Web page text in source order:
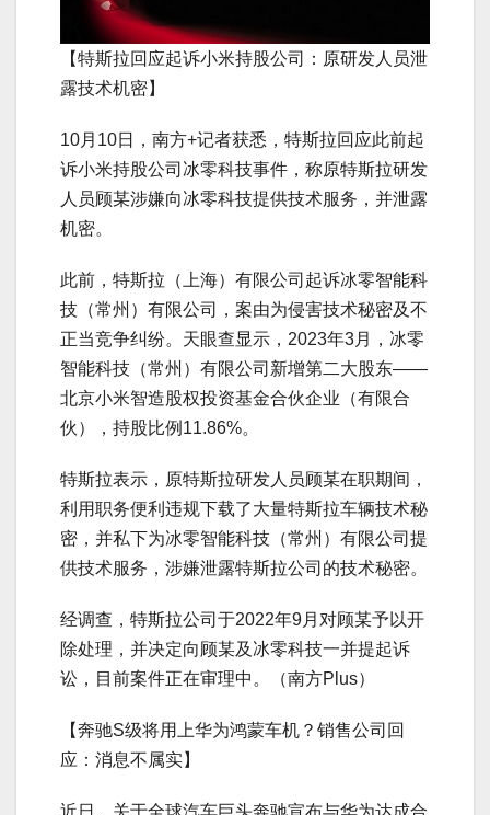
【特斯拉回应起诉小米持股公司：原研发人员泄
露技术机密】
10月10日，南方+记者获悉，特斯拉回应此前起
诉小米持股公司冰零科技事件，称原特斯拉研发
人员顾某涉嫌向冰零科技提供技术服务，并泄露
机密。
此前，特斯拉（上海）有限公司起诉冰零智能科
技（常州）有限公司，案由为侵害技术秘密及不
正当竞争纠纷。天眼查显示，2023年3月，冰零
智能科技（常州）有限公司新增第二大股东——
北京小米智造股权投资基金合伙企业（有限合
伙），持股比例11.86%。
特斯拉表示，原特斯拉研发人员顾某在职期间，
利用职务便利违规下载了大量特斯拉车辆技术秘
密，并私下为冰零智能科技（常州）有限公司提
供技术服务，涉嫌泄露特斯拉公司的技术秘密。
经调查，特斯拉公司于2022年9月对顾某予以开
除处理，并决定向顾某及冰零科技一并提起诉
讼，目前案件正在审理中。（南方Plus）
【奔驰S级将用上华为鸿蒙车机？销售公司回
应：消息不属实】
近日，关于全球汽车巨头奔驰宣布与华为达成合